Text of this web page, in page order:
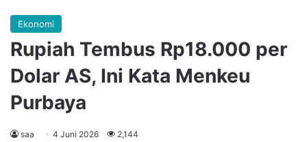
Ekonomi
Rupiah Tembus Rp18.000 per
Dolar AS, Ini Kata Menkeu
Purbaya
saa 4 Juni 2026 2,144